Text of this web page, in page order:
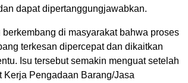
dapat dipertanggungjawabkan.
di masyarakat bahwa proses
terkesan dipercepat dan dikaitkan
Isu tersebut semakin menguat setelah
Pengadaan Barang/Jasa